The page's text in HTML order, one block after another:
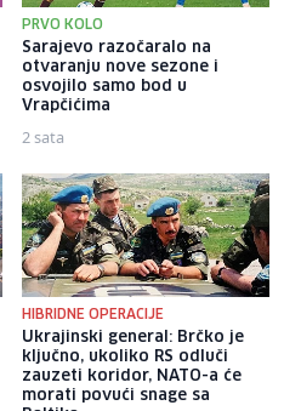
PRVO KOLO
Sarajevo razočaralo na
otvaranju nove sezone i
osvojilo samo bod u
Vrapčićima
2 sata
HIBRIDNE OPERACIJE
Ukrajinski general: Brčko je
ključno, ukoliko RS odluči
zauzeti koridor, NATO-a će
morati povući snage sa